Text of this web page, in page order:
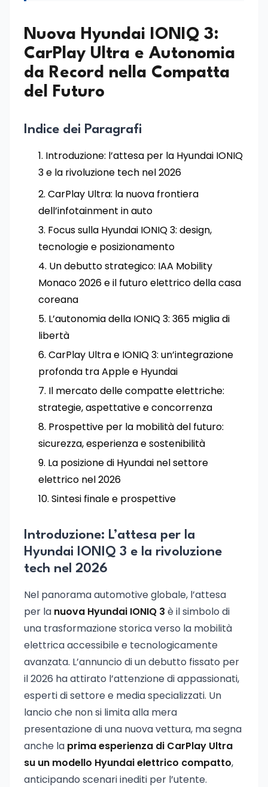
Nuova Hyundai IONIQ 3:
CarPlay Ultra e Autonomia
da Record nella Compatta
del Futuro
Indice dei Paragrafi
Introduzione: l’attesa per la Hyundai IONIQ
3 e la rivoluzione tech nel 2026
CarPlay Ultra: la nuova frontiera
dell’infotainment in auto
Focus sulla Hyundai IONIQ 3: design,
tecnologie e posizionamento
Un debutto strategico: IAA Mobility
Monaco 2026 e il futuro elettrico della casa
coreana
L’autonomia della IONIQ 3: 365 miglia di
libertà
CarPlay Ultra e IONIQ 3: un’integrazione
profonda tra Apple e Hyundai
Il mercato delle compatte elettriche:
strategie, aspettative e concorrenza
Prospettive per la mobilità del futuro:
sicurezza, esperienza e sostenibilità
La posizione di Hyundai nel settore
elettrico nel 2026
Sintesi finale e prospettive
Introduzione: L’attesa per la
Hyundai IONIQ 3 e la rivoluzione
tech nel 2026
Nel panorama automotive globale, l’attesa
per la nuova Hyundai IONIQ 3 è il simbolo di
una trasformazione storica verso la mobilità
elettrica accessibile e tecnologicamente
avanzata. L’annuncio di un debutto fissato per
il 2026 ha attirato l’attenzione di appassionati,
esperti di settore e media specializzati. Un
lancio che non si limita alla mera
presentazione di una nuova vettura, ma segna
anche la prima esperienza di CarPlay Ultra
su un modello Hyundai elettrico compatto,
anticipando scenari inediti per l’utente.